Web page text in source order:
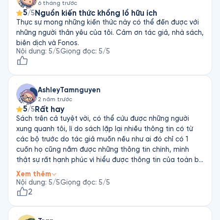
lý thoải mái và hạnh phúc hơn. Tôi đang tiếp tục duy trì
thói quen ăn uống này và từng bước áp dụng cho gia
đình mình. Cảm ơn tác giả và những duyên lành đã giúp
tôi có những nhận thức mới mẻ và hữu ích này.
6 tháng trước
5/5 Nguồn kiến thức khổng lồ hữu ích
Thực sự mong những kiến thức này có thể đến được với
những người thân yêu của tôi. Cảm ơn tác giả, nhà sách,
biên dịch và Fonos.
Nội dung: 5/5Giọng đọc: 5/5
AshleyTamnguyen
2 năm trước
5/5 Rất hay
Sách trên cả tuyệt vời, có thể cứu được những người
xung quanh tôi, lí do sách lặp lại nhiều thông tin có từ
các bộ trước do tác giả muốn nếu như ai đó chỉ có 1
cuốn họ cũng nắm được những thông tin chính, mình
thật sự rất hạnh phúc vì hiểu được thông tin của toàn bộ
6 cuốn sách này và đang rất mong được nghe cuốn thứ
7 và 8 , cuốn sách này giúp sức khoẻ của tôi và đứa con
trai mắc hội chứng tự kỷ của tôi khá lên rất nhiều, thật
Xem thêm
Nội dung: 5/5Giọng đọc: 5/5
2